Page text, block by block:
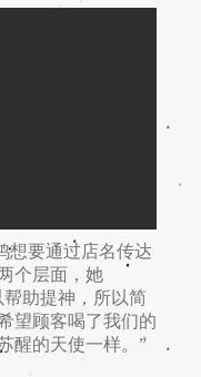
想要通过店名传达
个层面，她
助提神，所以简
望顾客喝了我们的
醒的天使一样。”